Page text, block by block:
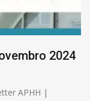
2024
APHH |